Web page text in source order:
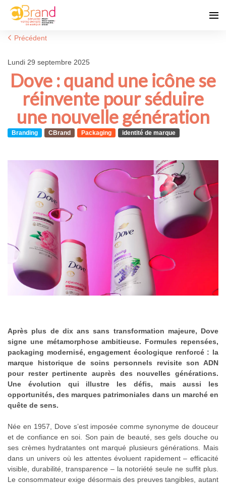
Précédent
lundi 29 septembre 2025
Dove : quand une icône se
réinvente pour séduire
une nouvelle génération
Branding CBrand Packaging identité de marque
Après plus de dix ans sans transformation majeure, Dove
signe une métamorphose ambitieuse. Formules repensées,
packaging modernisé, engagement écologique renforcé : la
marque historique de soins personnels revisite son ADN
pour rester pertinente auprès des nouvelles générations.
Une évolution qui illustre les défis, mais aussi les
opportunités, des marques patrimoniales dans un marché en
quête de sens.
Née en 1957, Dove s’est imposée comme synonyme de douceur
et de confiance en soi. Son pain de beauté, ses gels douche ou
ses crèmes hydratantes ont marqué plusieurs générations. Mais
dans un univers où les attentes évoluent rapidement – efficacité
visible, durabilité, transparence – la notoriété seule ne suffit plus.
Le consommateur exige désormais des preuves tangibles, autant